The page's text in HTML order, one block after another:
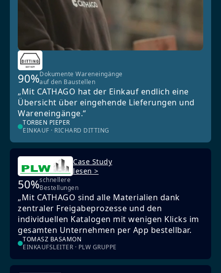
90%Dokumente Wareneingänge
auf den Baustellen
„Mit CATHAGO hat der Einkauf endlich eine
Übersicht über eingehende Lieferungen und
Wareneingänge.“
TORBEN PIEPER
EINKAUF · RICHARD DITTING
Case Study
lesen >
50%schnellere
Bestellungen
„Mit CATHAGO sind alle Materialien dank
zentraler Freigabeprozesse und den
individuellen Katalogen mit wenigen Klicks im
gesamten Unternehmen per App bestellbar.
TOMASZ BASAMON
EINKAUFSLEITER · PLW GRUPPE